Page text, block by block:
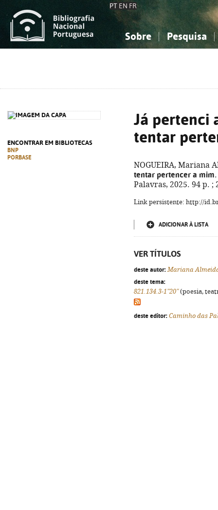
PT EN FR
Sobre Pesquisa
ENCONTRAR EM BIBLIOTECAS
BNP
PORBASE
Já pertenci
tentar
NOGUEIRA, Mariana
tentar pertencer a mim
Palavras, 2025. 94 p. ;
Link persistente: http://
ADICIONAR À LISTA
VER TÍTULOS
deste autor: Mariana
deste tema:
821.134.3-1"20"(poesia,
deste editor: Caminho das